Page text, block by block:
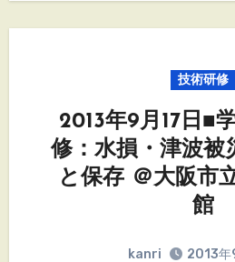
技術研修
2013年9月17日■
修：水損・津波被
と保存 ＠大阪市
館
kanri 2013年